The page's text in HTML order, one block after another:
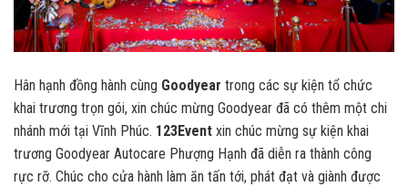
Hân hạnh đồng hành cùng Goodyear trong các sự kiện tổ chức
khai trương trọn gói, xin chúc mừng Goodyear đã có thêm một chi
nhánh mới tại Vĩnh Phúc. 123Event xin chúc mừng sự kiện khai
trương Goodyear Autocare Phượng Hạnh đã diễn ra thành công
rực rỡ. Chúc cho cửa hành làm ăn tấn tới, phát đạt và giành được